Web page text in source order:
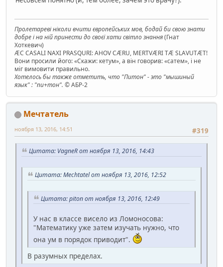
Пролетареві ніколи вчити європейських мов, бодай би свою знати
добре і на ній принести до своєї хати світло знання(Гнат
Хоткевич)
ÆC CASALI NAXI PRASQURI: AHOV CÆRU, MERTVÆRI TÆ SLAVUTÆT!
Вони просили його: «Скажи: кетум», а він говорив: «сатем», і не
міг вимовити правильно.
Хотелось бы также отметить, что "Питон" - это "мышиный
язык" : "пи+тон". © АБР-2
Мечтатель
#319
ноября 13, 2016, 14:51
Цитата: VagneR от ноября 13, 2016, 14:43
Цитата: Mechtatel от ноября 13, 2016, 12:52
Цитата: piton от ноября 13, 2016, 12:49
У нас в классе висело из Ломоносова:
"Математику уже затем изучать нужно, что
она ум в порядок приводит".
В разумных пределах.